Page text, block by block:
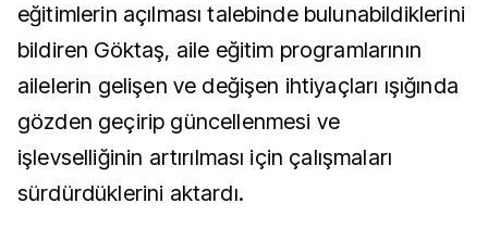
eğitimlerin açılması talebinde bulunabildiklerini
bildiren Göktaş, aile eğitim programlarının
ailelerin gelişen ve değişen ihtiyaçları ışığında
gözden geçirip güncellenmesi ve
işlevselliğinin artırılması için çalışmaları
sürdürdüklerini aktardı.